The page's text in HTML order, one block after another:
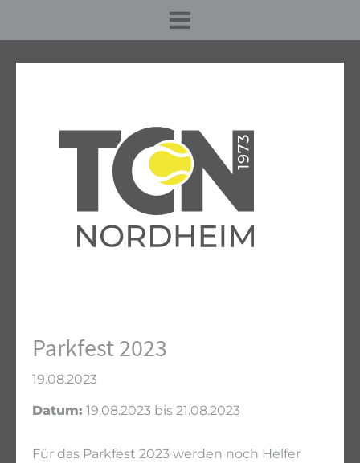
Parkfest 2023
19.08.2023
Datum: 19.08.2023 bis 21.08.2023
Für das Parkfest 2023 werden noch Helfer